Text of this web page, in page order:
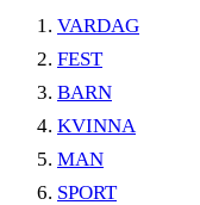
VARDAG
FEST
BARN
KVINNA
MAN
SPORT